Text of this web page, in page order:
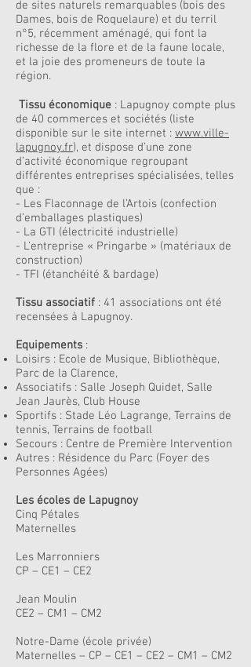
de sites naturels remarquables (bois des
Dames, bois de Roquelaure) et du terril
n°5, récemment aménagé, qui font la
richesse de la flore et de la faune locale,
et la joie des promeneurs de toute la
région.
Tissu économique : Lapugnoy compte plus
de 40 commerces et sociétés (liste
disponible sur le site internet : www.ville-
lapugnoy.fr), et dispose d’une zone
d’activité économique regroupant
différentes entreprises spécialisées, telles
que :
- Les Flaconnage de l’Artois (confection
d’emballages plastiques)
- La GTI (électricité industrielle)
- L’entreprise « Pringarbe » (matériaux de
construction)
- TFI (étanchéité & bardage)
Tissu associatif : 41 associations ont été
recensées à Lapugnoy.
Equipements :
Loisirs : Ecole de Musique, Bibliothèque,
Parc de la Clarence,
Associatifs : Salle Joseph Quidet, Salle
Jean Jaurès, Club House
Sportifs : Stade Léo Lagrange, Terrains de
tennis, Terrains de football
Secours : Centre de Première Intervention
Autres : Résidence du Parc (Foyer des
Personnes Agées)
Les écoles de Lapugnoy
Cinq Pétales
Maternelles
Les Marronniers
CP – CE1 – CE2
Jean Moulin
CE2 – CM1 – CM2
Notre-Dame (école privée)
Maternelles – CP – CE1 – CE2 – CM1 – CM2